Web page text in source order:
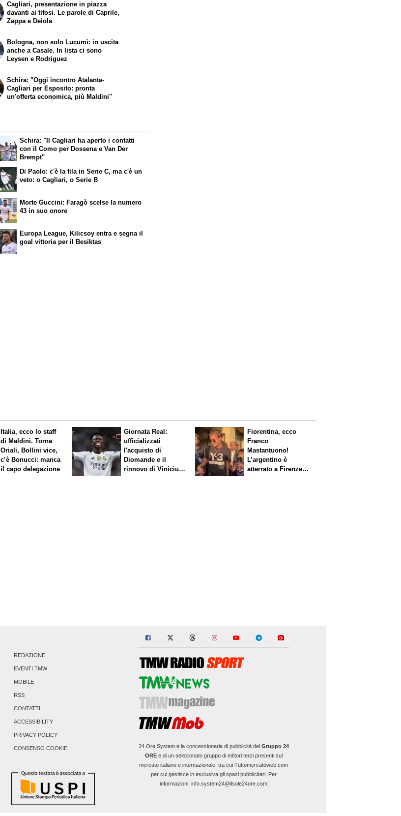
Cagliari, presentazione in piazza
davanti ai tifosi. Le parole di Caprile,
Zappa e Deiola
Bologna, non solo Lucumì: in uscita
anche a Casale. In lista ci sono
Leysen e Rodriguez
Schira: "Oggi incontro Atalanta-
Cagliari per Esposito: pronta
un'offerta economica, più Maldini"
Schira: "Il Cagliari ha aperto i contatti
con il Como per Dossena e Van Der
Brempt"
Di Paolo: c'è la fila in Serie C, ma c'è un
veto: o Cagliari, o Serie B
Morte Guccini: Faragò scelse la numero
43 in suo onore
Europa League, Kilicsoy entra e segna il
goal vittoria per il Besiktas
Italia, ecco lo staff
di Maldini. Torna
Oriali, Bollini vice,
c’è Bonucci: manca
il capo delegazione
Giornata Real:
ufficializzati
l'acquisto di
Diomande e il
rinnovo di Vinicius.
Fiorentina, ecco
Franco
Mastantuono!
L’argentino è
atterrato a Firenze,
REDAZIONE
EVENTI TMW
MOBILE
RSS
CONTATTI
ACCESSIBILITY
PRIVACY POLICY
CONSENSO COOKIE 24 Ore Systemè la concessionaria di pubblicità del Gruppo 24
OREe di un selezionato gruppo di editori terzi presenti sul
mercato italiano e internazionale, tra cui Tuttomercatoweb.com
per cui gestisce in esclusiva gli spazi pubblicitari. Per
informazioni: info.system24@ilsole24ore.com